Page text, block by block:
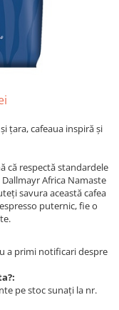
țara, cafeaua inspiră și
că respectă standardele
Africa Namaste
savura această cafea
puternic, fie o
a primi notificari despre
pe stoc sunați la nr.